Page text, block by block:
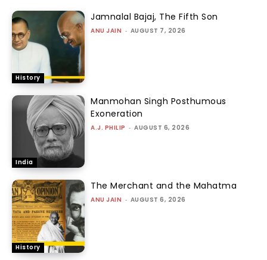
History
Jamnalal Bajaj, The Fifth Son
ANU JAIN - AUGUST 7, 2026
India
Manmohan Singh Posthumous
Exoneration
A.J. PHILIP - AUGUST 6, 2026
History
The Merchant and the Mahatma
ANU JAIN - AUGUST 6, 2026